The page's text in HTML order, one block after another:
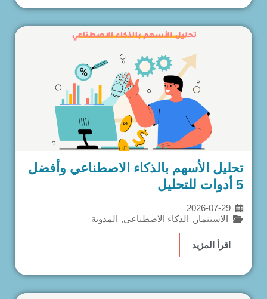
تحليل الأسهم بالذكاء الاصطناعي وأفضل
5 أدوات للتحليل
2026-07-29
الاستثمار , الذكاء الاصطناعي, المدونة
اقرأ المزيد